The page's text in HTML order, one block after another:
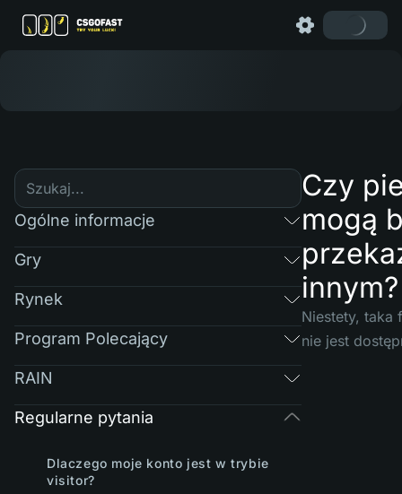
Ogólne informacje
Gry
Rynek
Program Polecający
RAIN
Regularne pytania
Dlaczego moje konto jest w trybie
visitor?
Czy
mogą
innym?
Niestety, taka
nie jest